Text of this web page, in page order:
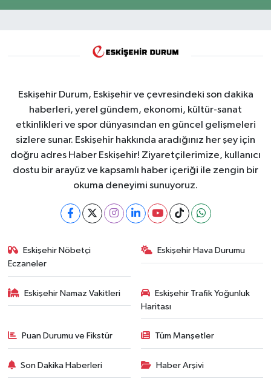
Eskişehir Durum, Eskişehir ve çevresindeki son dakika
haberleri, yerel gündem, ekonomi, kültür-sanat
etkinlikleri ve spor dünyasından en güncel gelişmeleri
sizlere sunar. Eskişehir hakkında aradığınız her şey için
doğru adres Haber Eskişehir! Ziyaretçilerimize, kullanıcı
dostu bir arayüz ve kapsamlı haber içeriği ile zengin bir
okuma deneyimi sunuyoruz.
Eskişehir Nöbetçi
Eczaneler
Eskişehir Hava Durumu
Eskişehir Namaz Vakitleri
Eskişehir Trafik Yoğunluk
Haritası
Puan Durumu ve Fikstür Tüm Manşetler
Son Dakika Haberleri Haber Arşivi